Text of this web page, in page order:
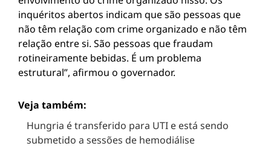
inquéritos abertos indicam que são pessoas que
não têm relação com crime organizado e não têm
relação entre si. São pessoas que fraudam
rotineiramente bebidas. É um problema
estrutural”, afirmou o governador.
Veja também:
Hungria é transferido para UTI e está sendo
submetido a sessões de hemodiálise